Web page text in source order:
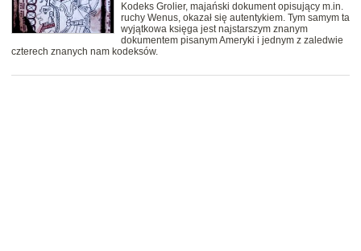
Kodeks Grolier, majański dokument opisujący m.in.
ruchy Wenus, okazał się autentykiem. Tym samym ta
wyjątkowa księga jest najstarszym znanym
dokumentem pisanym Ameryki i jednym z zaledwie
czterech znanych nam kodeksów.